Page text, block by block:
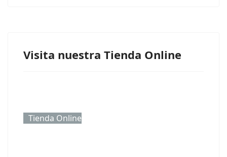
Visita nuestra Tienda Online
Tienda Online